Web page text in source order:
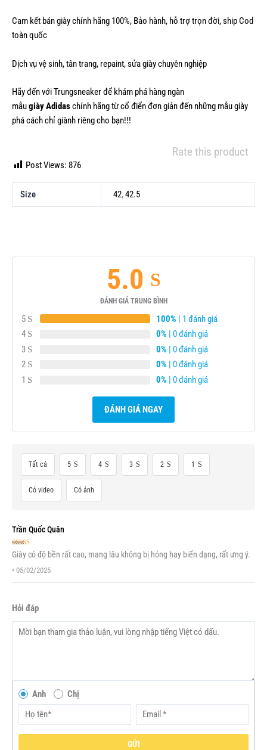
Cam kết bán giày chính hãng 100%, Bảo hành, hỗ trợ trọn đời, ship Cod
toàn quốc
Dịch vụ vệ sinh, tân trang, repaint, sửa giày chuyên nghiệp
Hãy đến với Trungsneaker để khám phá hàng ngàn
mẫugiày Adidaschính hãng từ cổ điển đơn giản đến những mẫu giày
phá cách chỉ giành riêng cho bạn!!!
Rate this product
Post Views: 876
Size 42,42.5
5.0
ĐÁNH GIÁ TRUNG BÌNH
5 100% | 1 đánh giá
4
0% | 0 đánh giá
3
0% | 0 đánh giá
2
0% | 0 đánh giá
1
0% | 0 đánh giá
ĐÁNH GIÁ NGAY
Tất cả 5 4 3 2 1
Có video Có ảnh
Trần Quốc Quân
Được xếp
hạng 55 sao
Giày có độ bền rất cao, mang lâu không bị hỏng hay biến dạng, rất ưng ý.
• 05/02/2025
Hỏi đáp
Anh Chị
GỬI